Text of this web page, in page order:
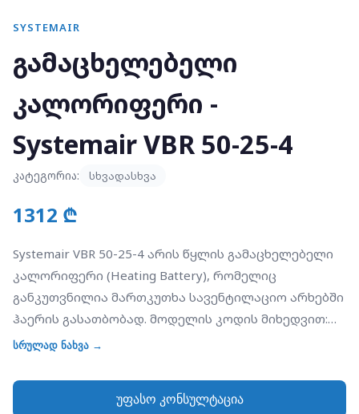
SYSTEMAIR
გამაცხელებელი
კალორიფერი -
Systemair VBR 50-25-4
კატეგორია: სხვადასხვა
1312 ₾
Systemair VBR 50-25-4 არის წყლის გამაცხელებელი
კალორიფერი (Heating Battery), რომელიც
განკუთვნილია მართკუთხა სავენტილაციო არხებში
ჰაერის გასათბობად. მოდელის კოდის მიხედვით:
VBR მიუთითებს მართკუთხა არხისთვის განკუთვნილ
სამონტაჟო ზომაა 500x250 მმ. 4 მიუთითებს მილების
რიგების რაოდენობაზე (Row deep), რაც ამ მოდელს
სრულად ნახვა →
უფასო კონსულტაცია